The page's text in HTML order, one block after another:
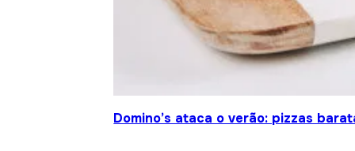
Domino’s ataca o verão: pizzas